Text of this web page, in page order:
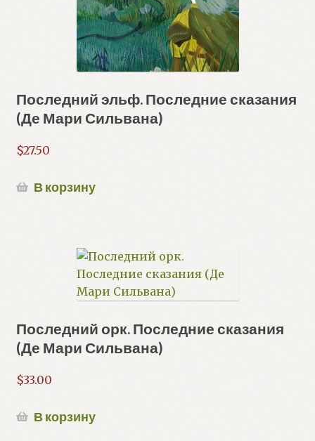
Последний эльф. Последние сказания
(Де Мари Сильвана)
$27.50
В корзину
Последний орк. Последние сказания
(Де Мари Сильвана)
$33.00
В корзину